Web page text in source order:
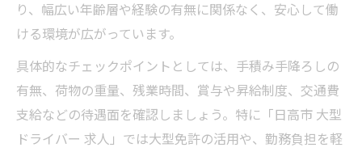
り、幅広い年齢層や経験の有無に関係なく、安心して働
ける環境が広がっています。
具体的なチェックポイントとしては、手積み手降ろしの
有無、荷物の重量、残業時間、賞与や昇給制度、交通費
支給などの待遇面を確認しましょう。特に「日高市 大型
ドライバー 求人」では大型免許の活用や、勤務負担を軽